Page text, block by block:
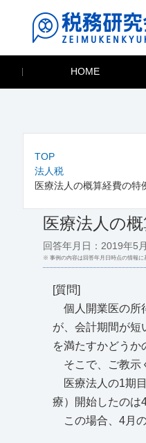
HOME
TOP
法人税
医療法人の概算経費の特
医療法人の
回答年月日：2019年5
※ 事例の内容は回答年月日時点の情報に
[質問]
個人開業医の所
が、会計期間が短
を満たすかどうか
そこで、ご教示
医療法人の1期
療）開始したのは
この場合、4月